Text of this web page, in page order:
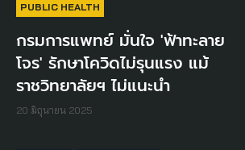
PUBLIC HEALTH
กรมการแพทย์ มั่นใจ 'ฟ้าทะลาย
โจร' รักษาโควิดไม่รุนแรง แม้
ราชวิทยาลัยฯ ไม่แนะนำ
20 มิถุนายน 2025